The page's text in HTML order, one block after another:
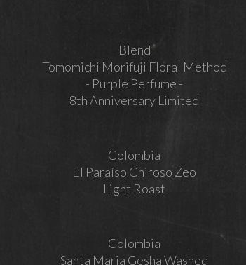
Blend
Tomomichi Morifuji Floral Method
- Purple Perfume -
8th Anniversary Limited
Colombia
El Paraíso Chiroso Zeo
Light Roast
Colombia
Santa Maria Gesha Washed